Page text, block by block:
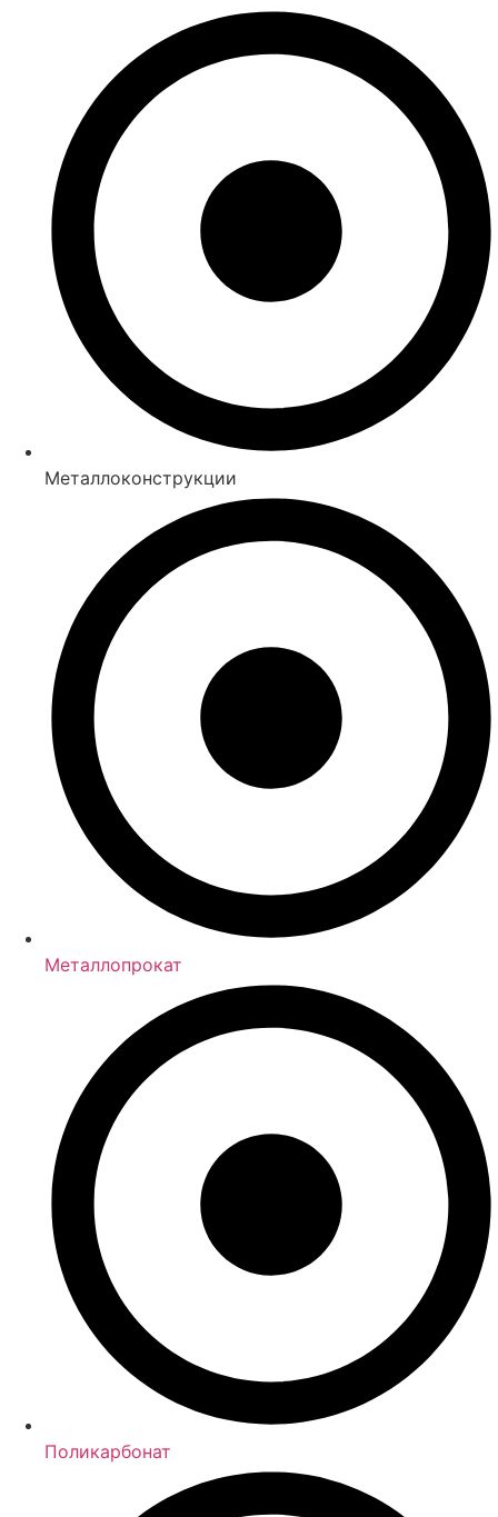
Металлоконструкции
Металлопрокат
Поликарбонат